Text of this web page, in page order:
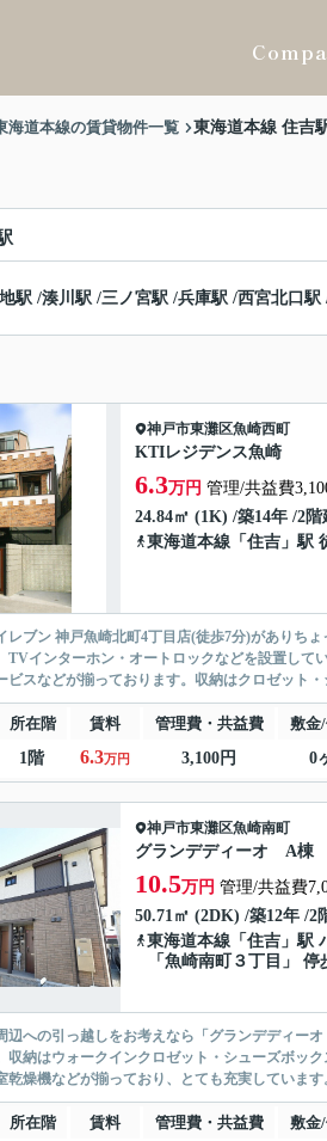
海道本線の賃貸物件一覧 東海道本線 住吉
駅 /湊川駅 /三ノ宮駅 /兵庫駅 /西宮北口駅
神戸市東灘区魚崎西町
KTIレジデンス魚崎
6.3万円 管理/共益費
24.84㎡ (1K) /築14年 /2階
東海道本線 「 住吉 」駅
レブン 神戸魚崎北町4丁目店(徒歩7分)がありち
TVインターホン・オートロックなどを設置して
ビスなどが揃っております。収納はクロゼット
所在階 賃料 管理費・共益費 敷金
1階 6.3万円 3,100円 0
神戸市東灘区魚崎南町
グランデディーオ A棟
10.5万円 管理/共益費
50.71㎡ (2DK) /築12年 /2
東海道本線 「 住吉 」駅
「魚崎南町３丁目」 停
辺への引っ越しをお考えなら「グランデディ
収納はウォークインクロゼット・シューズボッ
乾燥機などが揃っており、とても充実していま
所在階 賃料 管理費・共益費 敷金